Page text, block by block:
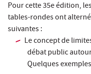
Pour cette 35e édition,
tables-rondes ont
suivantes :
Le concept de
débat public
Quelques